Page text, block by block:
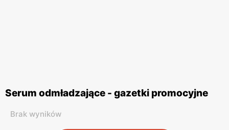
Serum odmładzające - gazetki promocyjne
Brak wyników